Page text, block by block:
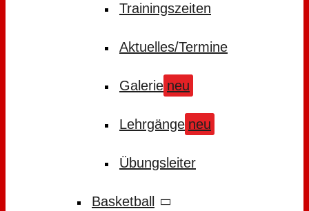
Trainingszeiten
Aktuelles/Termine
Galerie neu
Lehrgänge neu
Übungsleiter
Basketball